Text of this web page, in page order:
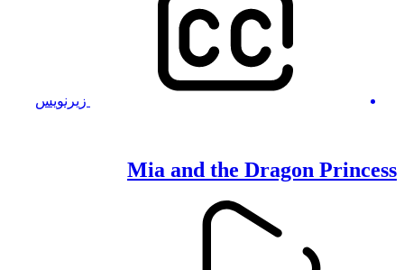
زیرنویس
Mia and the Dragon Princess